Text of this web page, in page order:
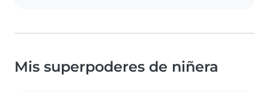
Mis superpoderes de niñera